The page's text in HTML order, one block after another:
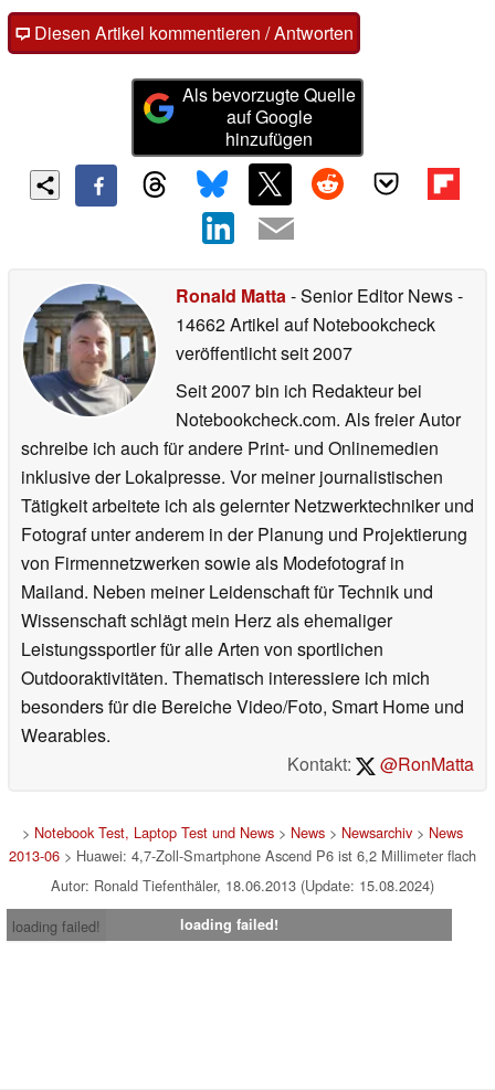
Diesen Artikel kommentieren / Antworten
Als bevorzugte Quelle
auf Google
hinzufügen
Ronald Matta- Senior Editor News-
14662 Artikel auf Notebookcheck
veröffentlichtseit 2007
Seit 2007 bin ich Redakteur bei
Notebookcheck.com. Als freier Autor
schreibe ich auch für andere Print- und Onlinemedien
inklusive der Lokalpresse. Vor meiner journalistischen
Tätigkeit arbeitete ich als gelernter Netzwerktechniker und
Fotograf unter anderem in der Planung und Projektierung
von Firmennetzwerken sowie als Modefotograf in
Mailand. Neben meiner Leidenschaft für Technik und
Wissenschaft schlägt mein Herz als ehemaliger
Leistungssportler für alle Arten von sportlichen
Outdooraktivitäten. Thematisch interessiere ich mich
besonders für die Bereiche Video/Foto, Smart Home und
Wearables.
Kontakt:
@RonMatta
> Notebook Test, Laptop Test und News> News> Newsarchiv> News
2013-06> Huawei: 4,7-Zoll-Smartphone Ascend P6 ist 6,2 Millimeter flach
Autor: Ronald Tiefenthäler, 18.06.2013 (Update: 15.08.2024)
loading failed!
loading failed!